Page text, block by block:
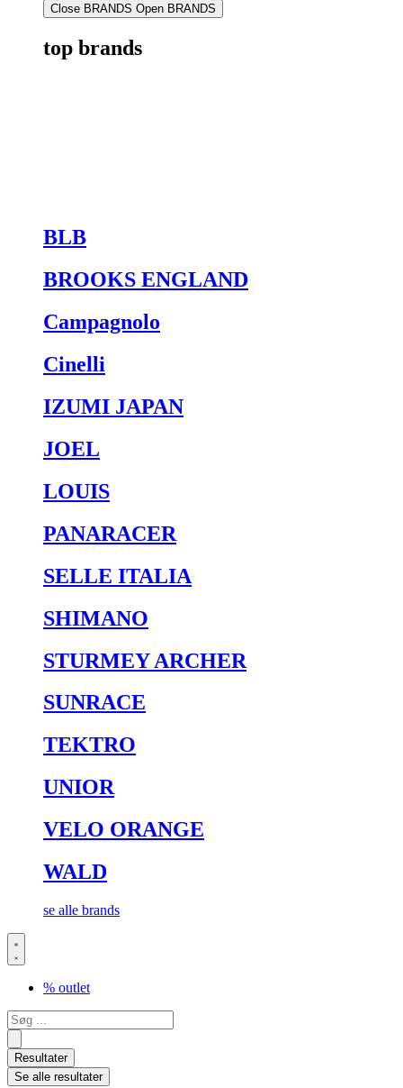
Close BRANDS Open BRANDS
top brands
BLB
BROOKS ENGLAND
Campagnolo
Cinelli
IZUMI JAPAN
JOEL
LOUIS
PANARACER
SELLE ITALIA
SHIMANO
STURMEY ARCHER
SUNRACE
TEKTRO
UNIOR
VELO ORANGE
WALD
se alle brands
% outlet
Search
...
Resultater
Se alle resultater